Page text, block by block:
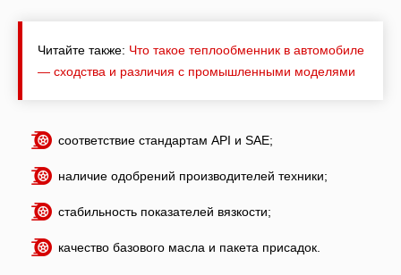
Читайте также: Что такое теплообменник в автомобиле
— сходства и различия с промышленными моделями
соответствие стандартам API и SAE;
наличие одобрений производителей техники;
стабильность показателей вязкости;
качество базового масла и пакета присадок.